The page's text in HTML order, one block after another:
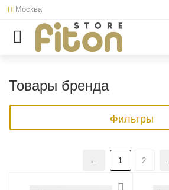
Москва
Товары бренда
Фильтры
1 2